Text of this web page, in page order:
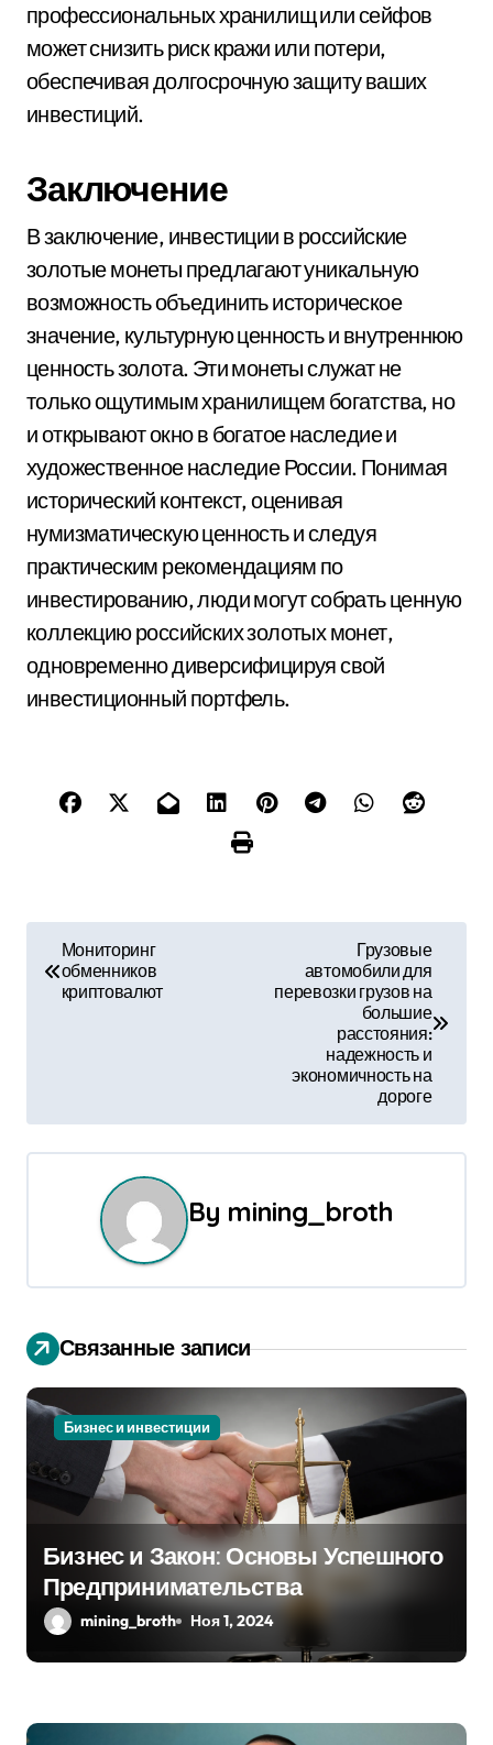
профессиональных хранилищ или сейфов
может снизить риск кражи или потери,
обеспечивая долгосрочную защиту ваших
инвестиций.
Заключение
В заключение, инвестиции в российские
золотые монеты предлагают уникальную
возможность объединить историческое
значение, культурную ценность и внутреннюю
ценность золота. Эти монеты служат не
только ощутимым хранилищем богатства, но
и открывают окно в богатое наследие и
художественное наследие России. Понимая
исторический контекст, оценивая
нумизматическую ценность и следуя
практическим рекомендациям по
инвестированию, люди могут собрать ценную
коллекцию российских золотых монет,
одновременно диверсифицируя свой
инвестиционный портфель.
г
а
п
о
а
и
я
Мониторинг
обменников
криптовалют
Грузовые
автомобили для
перевозки грузов на
большие
расстояния:
надежность и
экономичность на
дороге
By mining_broth
Связанные записи
Бизнес и инвестиции
Бизнес и Закон: Основы Успешного
Предпринимательства
mining_broth Ноя 1, 2024